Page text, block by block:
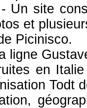
Un site
et
Picinisco.
ligne
en
Todt